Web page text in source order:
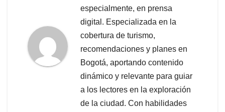
especialmente, en prensa
digital. Especializada en la
cobertura de turismo,
recomendaciones y planes en
Bogotá, aportando contenido
dinámico y relevante para guiar
a los lectores en la exploración
de la ciudad. Con habilidades